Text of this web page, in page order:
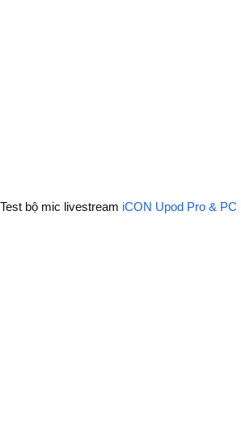
Test bộ mic livestream iCON Upod Pro & PC